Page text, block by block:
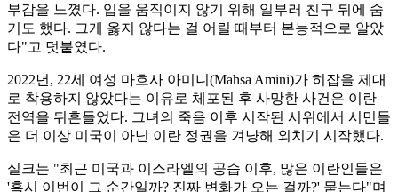
부감을 느꼈다. 입을 움직이지 않기 위해 일부러 친구 뒤에 숨
기도 했다. 그게 옳지 않다는 걸 어릴 때부터 본능적으로 알았
다"고 덧붙였다.
2022년, 22세 여성 마흐사 아미니(Mahsa Amini)가 히잡을 제대
로 착용하지 않았다는 이유로 체포된 후 사망한 사건은 이란
전역을 뒤흔들었다. 그녀의 죽음 이후 시작된 시위에서 시민들
은 더 이상 미국이 아닌 이란 정권을 겨냥해 외치기 시작했다.
실크는 "최근 미국과 이스라엘의 공습 이후, 많은 이란인들은
'혹시 이번이 그 순간일까? 진짜 변화가 오는 걸까?' 묻는다"며